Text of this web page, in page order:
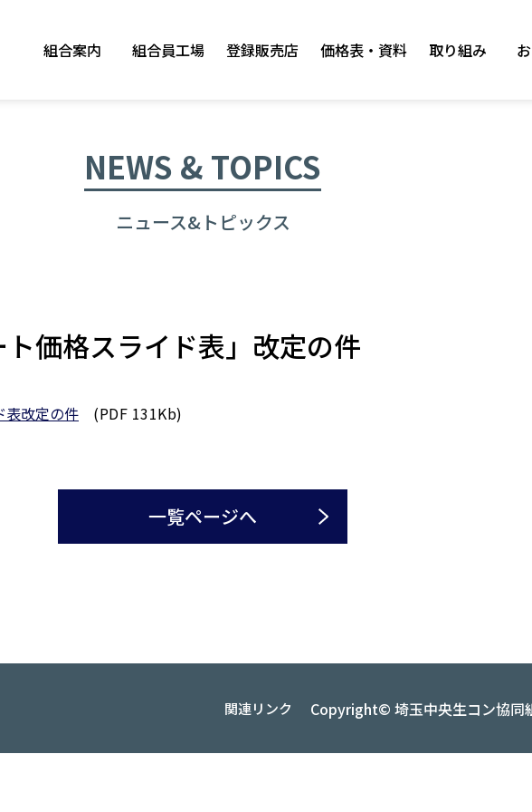
組合案内 組合員工場 登録販売店 価格表・資料 取り組み
NEWS & TOPICS
ニュース&トピックス
ト価格スライド表」改定の件
表改定の件 (PDF 131Kb)
一覧ページへ
関連リンク Copyright© 埼玉中央生コン協同